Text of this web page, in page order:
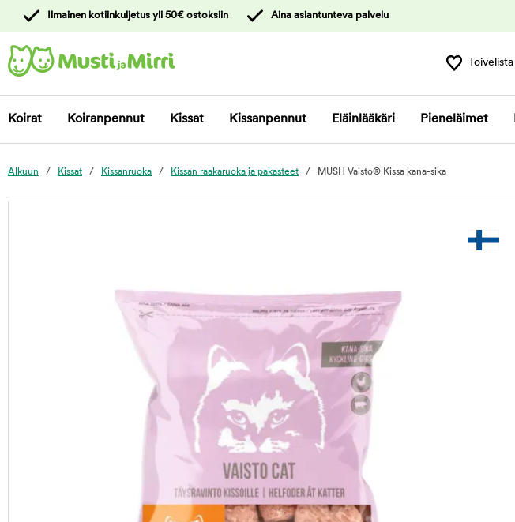
asiakaspalveluun
Ilmainen kotiinkuljetus yli 50€ ostoksiin Aina asiantunteva palvelu
Toivelista
Koirat Koiranpennut Kissat Kissanpennut Eläinlääkäri Pieneläimet
Alkuun Kissat Kissanruoka Kissan raakaruoka ja pakasteet MUSH Vaisto® Kissa kana-sika